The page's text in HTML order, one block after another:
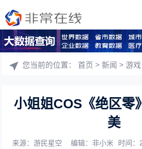
您当前的位置：首页 >新闻 > 游戏
小姐姐COS《绝区零
美
来源：游民星空 编辑：非小米 时间